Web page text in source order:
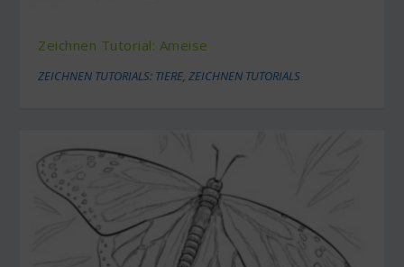
Zeichnen Tutorial: Ameise
ZEICHNEN TUTORIALS: TIERE,ZEICHNEN TUTORIALS